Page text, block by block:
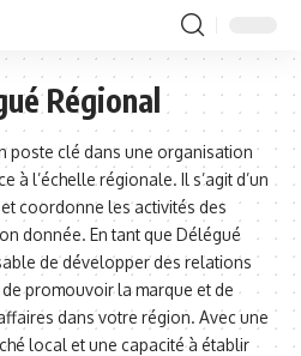
Régional
poste clé dans une organisation
à l’échelle régionale. Il s’agit d’un
coordonne les activités des
donnée. En tant que Délégué
de développer des relations
promouvoir la marque et de
dans votre région. Avec une
local et une capacité à établir